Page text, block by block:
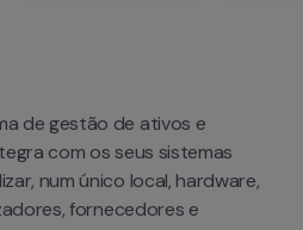
de gestão de ativos e
com os seus sistemas
num único local, hardware,
fornecedores e